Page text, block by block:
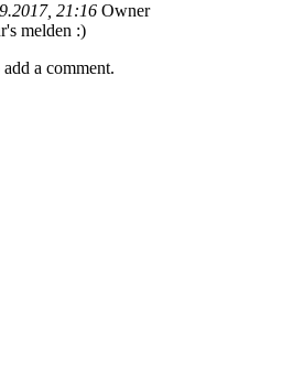
21:16 Owner
melden :)
add a comment.